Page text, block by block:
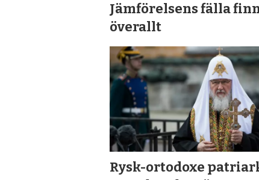
Jämförelsens fälla
överallt
Rysk-ortodoxe